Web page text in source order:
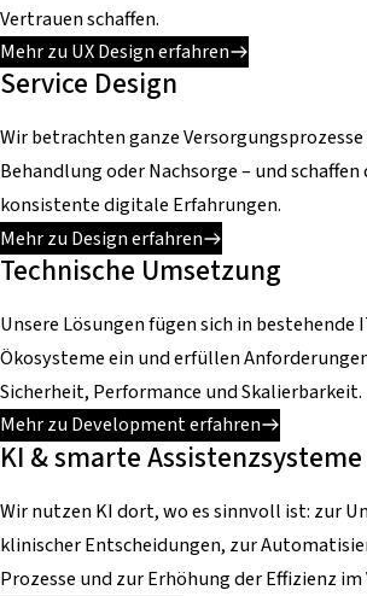
Vertrauen schaffen.
Mehr zu UX Design erfahren
Service Design
Wir betrachten ganze
Behandlung oder Nachsorge – und
konsistente digitale Erfahrungen.
Mehr zu Design erfahren
Technische Umsetzung
Unsere Lösungen fügen sich in bestehende
Ökosysteme ein und erfüllen
Sicherheit, Performance und Skalierbarkeit.
Mehr zu Development erfahren
KI & smarte Assistenzsysteme
Wir nutzen KI dort, wo es sinnvoll ist: zur
klinischer Entscheidungen, zur
Prozesse und zur Erhöhung der Effizienz